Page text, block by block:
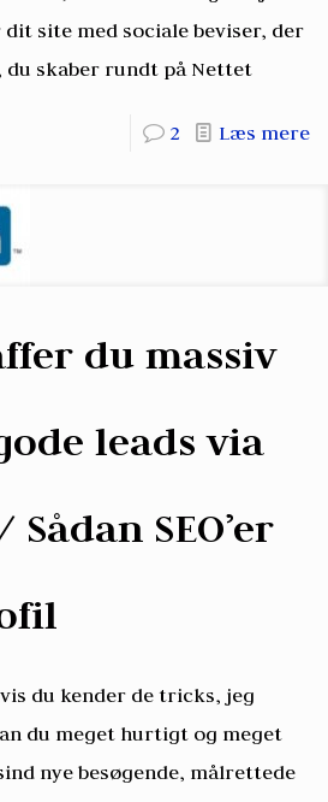
site med sociale beviser, der
skaber rundt på Nettet
2 Læs mere
du massiv
leads via
SEO’er
du kender de tricks, jeg
du meget hurtigt og meget
nye besøgende, målrettede